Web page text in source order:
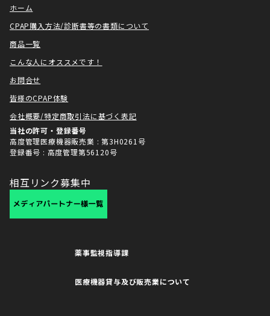
ホーム
CPAP購入方法/診断書等の書類について
商品一覧
こんな人にオススメです！
お問合せ
皆様のCPAP体験
会社概要/特定商取引法に基づく表記
当社の許可・登録番号
高度管理医療機器販売業 : 第3H0261号
登録番号 : 高度管理第56120号
相互リンク募集中
薬事監視指導課
医療機器貸与及び販売業について